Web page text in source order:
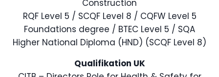
Construction
RQF Level 5 / SCQF Level 8 / CQFW Level 5
Foundations degree / BTEC Level 5 / SQA
Higher National Diploma (HND) (SCQF Level 8)
Qualifikation UK